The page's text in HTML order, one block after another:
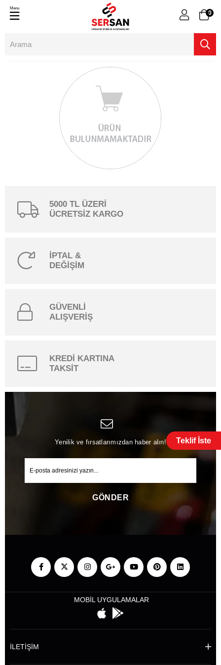
Teklif İste
0
Menu
5000 TL ÜZERİ
ÜCRETSİZ KARGO
İPTAL &
DEĞİŞİM
GÜVENLİ
ALIŞVERİŞ
KREDİ KARTINA
TAKSİT
Yenilik ve fırsatlarımızdan haber alın!
GÖNDER
MOBİL UYGULAMALAR
İLETİŞİM